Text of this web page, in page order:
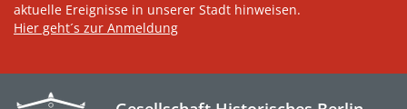
aktuelle Ereignisse in unserer Stadt hinweisen.
Hier geht´s zur Anmeldung